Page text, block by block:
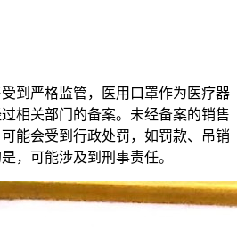
到严格监管，医用口罩作为医疗器
相关部门的备案。未经备案的销售
能会受到行政处罚，如罚款、吊销
，可能涉及到刑事责任。